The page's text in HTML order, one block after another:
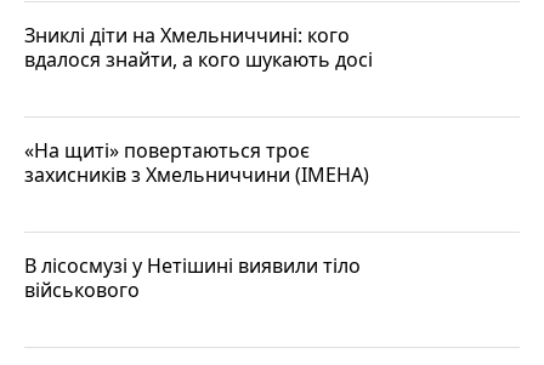
Зниклі діти на Хмельниччині: кого
вдалося знайти, а кого шукають досі
«На щиті» повертаються троє
захисників з Хмельниччини (ІМЕНА)
В лісосмузі у Нетішині виявили тіло
військового